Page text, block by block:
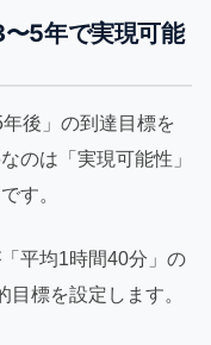
5年で実現可能
後」の到達目標を
のは「実現可能性」
す。
平均1時間40分」の
標を設定します。